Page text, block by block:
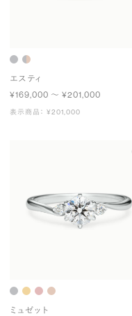
エスティ
¥169,000 〜 ¥201,000
表示商品： ¥201,000
ミュゼット